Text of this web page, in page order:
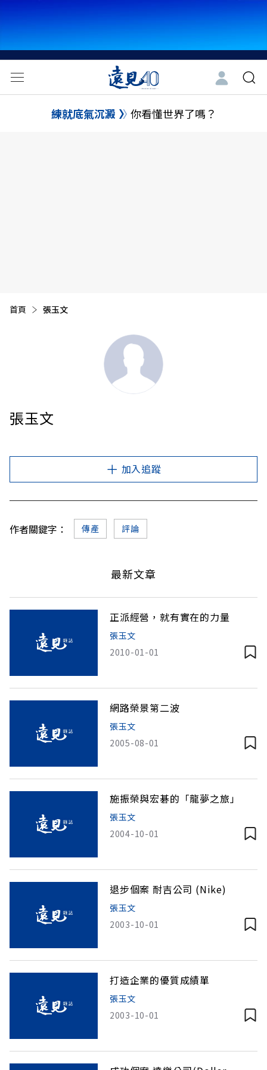
練就底氣沉澱 你看懂世界了嗎？
首頁 目前頁面：
張玉文
張玉文
加入追蹤
作者關鍵字： 傳產 評論
最新文章
正派經營，就有實在的力量
張玉文
2010-01-01
網路榮景第二波
張玉文
2005-08-01
施振榮與宏碁的「龍夢之旅」
張玉文
2004-10-01
退步個案 耐吉公司 (Nike)
張玉文
2003-10-01
打造企業的優質成績單
張玉文
2003-10-01